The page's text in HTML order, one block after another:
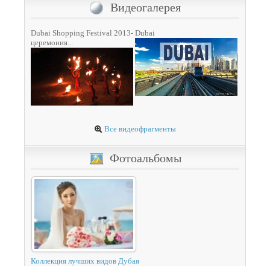
Видеогалерея
Dubai Shopping Festival 2013-
церемония...
Dubai
Все видеофрагменты
Фотоальбомы
Коллекция лучших видов Дубая